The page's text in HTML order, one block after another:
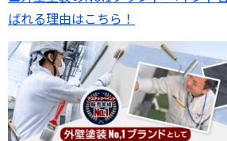
ばれる理由はこちら！